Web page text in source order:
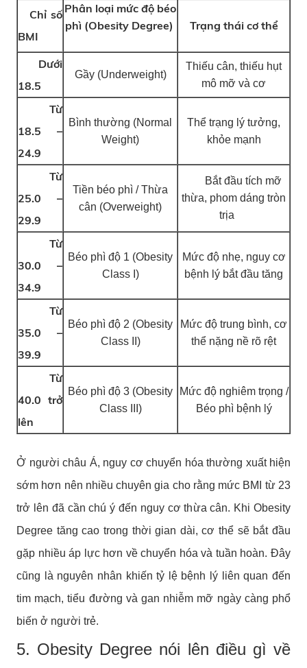
Chỉ số
BMI
Phân loại mức độ béo
phì (Obesity Degree)
Trạng thái cơ thể
Dưới
18.5
Gầy (Underweight)
Thiếu cân, thiếu hụt
mô mỡ và cơ
Từ
18.5 –
24.9
Bình thường (Normal
Weight)
Thể trạng lý tưởng,
khỏe mạnh
Từ
25.0 –
29.9
Tiền béo phì / Thừa
cân (Overweight)
Bắt đầu tích mỡ
thừa, phom dáng tròn
trịa
Từ
30.0 –
34.9
Béo phì độ 1 (Obesity
Class I)
Mức độ nhẹ, nguy cơ
bệnh lý bắt đầu tăng
Từ
35.0 –
39.9
Béo phì độ 2 (Obesity
Class II)
Mức độ trung bình, cơ
thể nặng nề rõ rệt
Từ
40.0 trở
lên
Béo phì độ 3 (Obesity
Class III)
Mức độ nghiêm trọng /
Béo phì bệnh lý
Ở người châu Á, nguy cơ chuyển hóa thường xuất hiện
sớm hơn nên nhiều chuyên gia cho rằng mức BMI từ 23
trở lên đã cần chú ý đến nguy cơ thừa cân. Khi Obesity
Degree tăng cao trong thời gian dài, cơ thể sẽ bắt đầu
gặp nhiều áp lực hơn về chuyển hóa và tuần hoàn. Đây
cũng là nguyên nhân khiến tỷ lệ bệnh lý liên quan đến
tim mạch, tiểu đường và gan nhiễm mỡ ngày càng phổ
biến ở người trẻ.
5. Obesity Degree nói lên điều gì về